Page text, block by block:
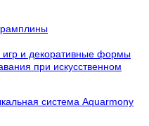
и декоративные формы
при искусственном
система Aquarmony